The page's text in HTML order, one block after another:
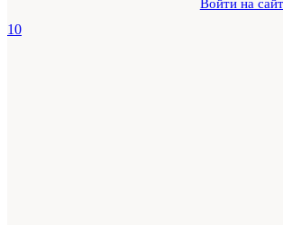
Войти на сайт
10